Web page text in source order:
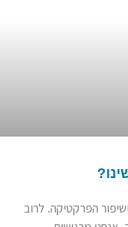
הפרקטיקה. לרוב